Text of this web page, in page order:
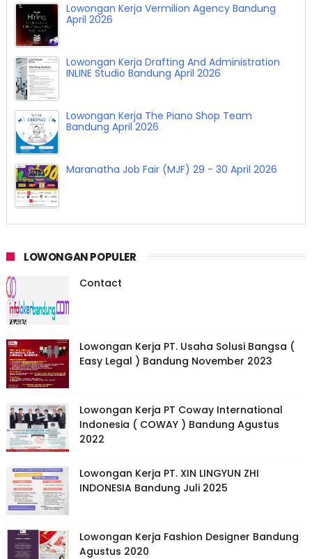
Lowongan Kerja Vermilion Agency Bandung
April 2026
Lowongan Kerja Drafting And Administration
INLINE Studio Bandung April 2026
Lowongan Kerja The Piano Shop Team
Bandung April 2026
Maranatha Job Fair (MJF) 29 - 30 April 2026
LOWONGAN POPULER
Contact
Lowongan Kerja PT. Usaha Solusi Bangsa (
Easy Legal ) Bandung November 2023
Lowongan Kerja PT Coway International
Indonesia ( COWAY ) Bandung Agustus
2022
Lowongan Kerja PT. XIN LINGYUN ZHI
INDONESIA Bandung Juli 2025
Lowongan Kerja Fashion Designer Bandung
Agustus 2020